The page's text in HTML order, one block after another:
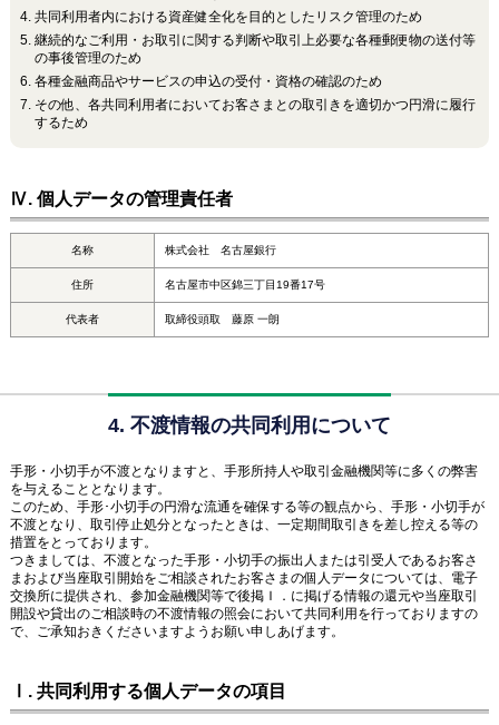
共同利用者内における資産健全化を目的としたリスク管理のため
継続的なご利用・お取引に関する判断や取引上必要な各種郵便物の送付等
の事後管理のため
各種金融商品やサービスの申込の受付・資格の確認のため
その他、各共同利用者においてお客さまとの取引きを適切かつ円滑に履行
するため
Ⅳ. 個人データの管理責任者
名称 株式会社 名古屋銀行
住所 名古屋市中区錦三丁目19番17号
代表者 取締役頭取 藤原 一朗
4. 不渡情報の共同利用について
手形・小切手が不渡となりますと、手形所持人や取引金融機関等に多くの弊害
を与えることとなります。
このため、手形･小切手の円滑な流通を確保する等の観点から、手形・小切手が
不渡となり、取引停止処分となったときは、一定期間取引きを差し控える等の
措置をとっております。
つきましては、不渡となった手形・小切手の振出人または引受人であるお客さ
まおよび当座取引開始をご相談されたお客さまの個人データについては、電子
交換所に提供され、参加金融機関等で後掲Ｉ．に掲げる情報の還元や当座取引
開設や貸出のご相談時の不渡情報の照会において共同利用を行っておりますの
で、ご承知おきくださいますようお願い申しあげます。
Ⅰ. 共同利用する個人データの項目